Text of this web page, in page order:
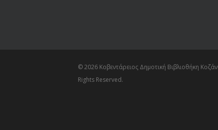
© 2026 Κοβεντάρειος Δημοτική Βιβλιοθήκη
Rights Reserved.